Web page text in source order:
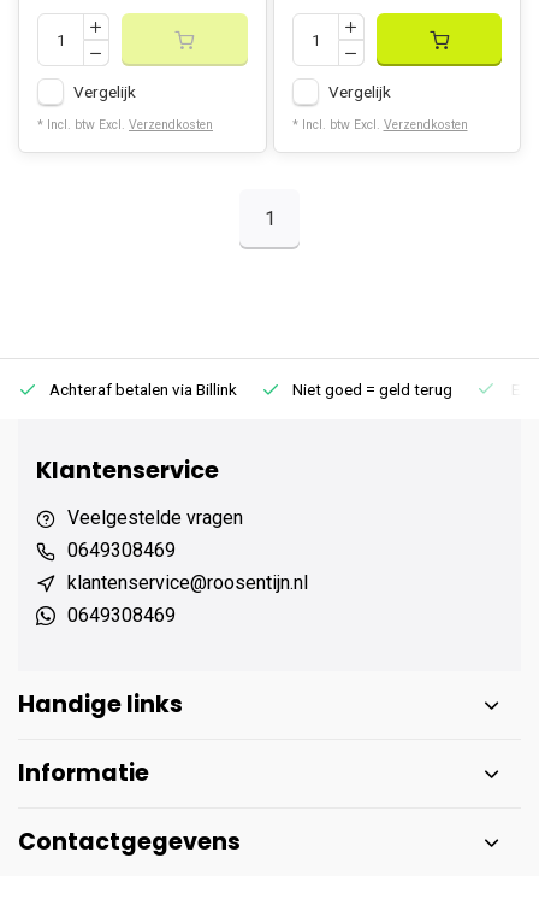
Vergelijk
* Incl. btw Excl. Verzendkosten
Vergelijk
* Incl. btw Excl. Verzendkosten
1
Achteraf betalen via Billink Niet goed = geld terug
Klantenservice
Veelgestelde vragen
0649308469
klantenservice@roosentijn.nl
0649308469
Handige links
Informatie
Contactgegevens